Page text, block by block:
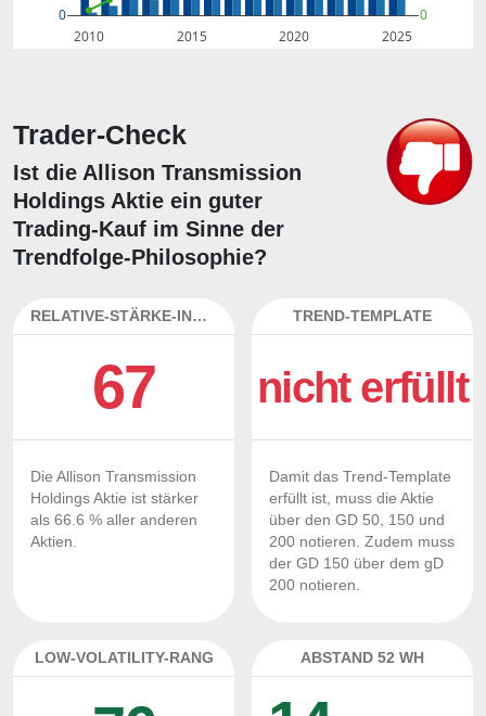
2010 2015 2020 2025
0 0
Trader-Check
Ist die Allison Transmission
Holdings Aktie ein guter
Trading-Kauf im Sinne der
Trendfolge-Philosophie?
RELATIVE-STÄRKE-INDEX
67
Die Allison Transmission
Holdings Aktie ist stärker
als 66.6 % aller anderen
Aktien.
TREND-TEMPLATE
nicht erfüllt
Damit das Trend-Template
erfüllt ist, muss die Aktie
über den GD 50, 150 und
200 notieren. Zudem muss
der GD 150 über dem gD
200 notieren.
LOW-VOLATILITY-RANG ABSTAND 52 WH